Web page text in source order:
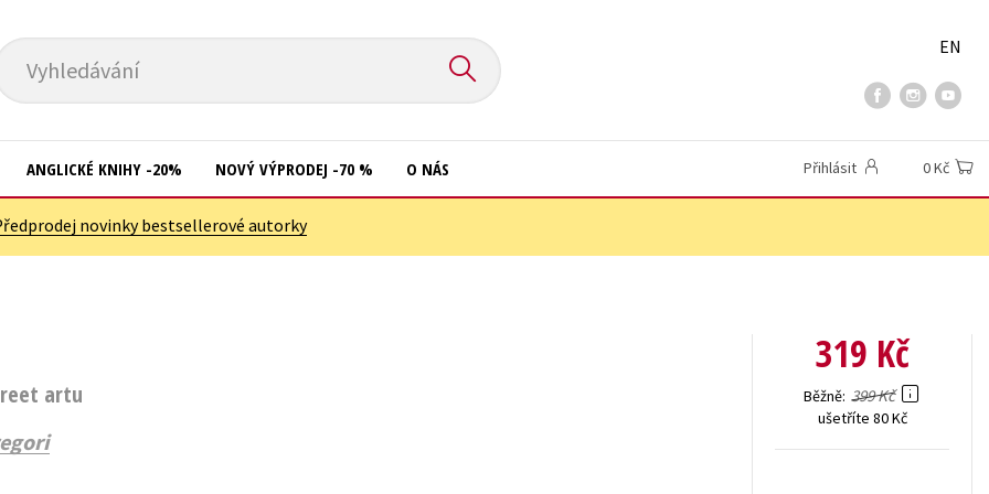
Vyhledávání
EN
ANGLICKÉ KNIHY -20% NOVÝ VÝPRODEJ -70 % O NÁS Přihlásit 0 Kč
novinky bestsellerové autorky
artu
319 Kč
Běžně 399 Kč
ušetříte 80 Kč